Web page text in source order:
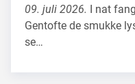
09. juli 2026. I nat
Gentofte de smukke
se…